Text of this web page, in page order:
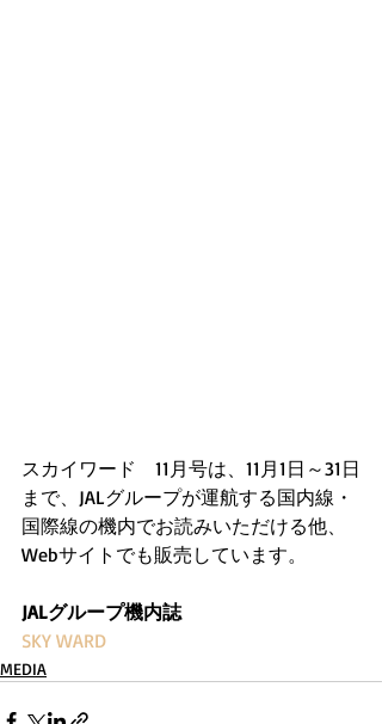
スカイワード　11月号は、11月1日～31日
まで、JALグループが運航する国内線・
国際線の機内でお読みいただける他、
Webサイトでも販売しています。
JALグループ機内誌
SKY WARD
MEDIA